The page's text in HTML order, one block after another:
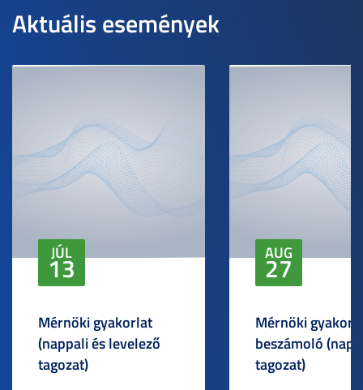
Aktuális események
JÚL
13
Mérnöki gyakorlat
(nappali és levelező
tagozat)
AUG
27
Mérnöki
beszámoló
tagozat)